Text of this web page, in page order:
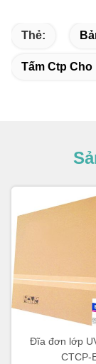
Thẻ:
Tấm Ctp Cho
Đĩa đơn lớp
CTCP-